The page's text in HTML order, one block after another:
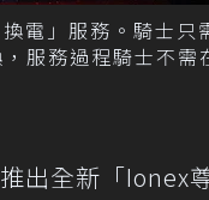
電」服務。騎士只
服務過程騎士不需
出全新「Ionex